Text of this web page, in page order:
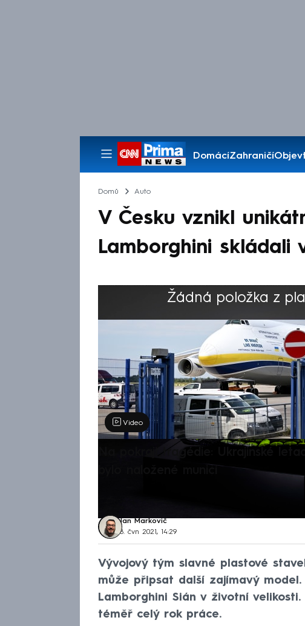
DomácíZahraničí
Pořady
Domů Auto
V Česku vznikl
Lamborghini skládali
Žádná položka z
Výběr redakce
Video
Na pokraji tragédie: Ukrajinské
Jan Markovič
8. čvn 2021, 14:29
Vývojový tým slavné plastové
může připsat další zajímavý
Lamborghini Sián v životní
téměř celý rok práce.